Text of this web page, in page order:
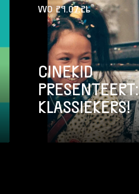
WO 29.07.26
CINEKID
PRESENTEERT:
KLASSIEKERS!